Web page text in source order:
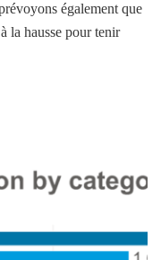
également que
la hausse pour tenir